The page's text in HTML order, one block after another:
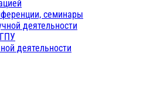
семинары
деятельности
деятельности